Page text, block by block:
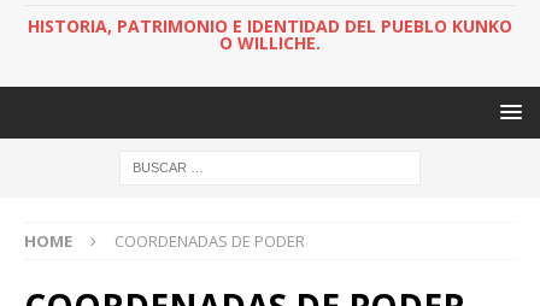
HISTORIA, PATRIMONIO E IDENTIDAD DEL PUEBLO KUNKO
O WILLICHE.
HOME COORDENADAS DE PODER